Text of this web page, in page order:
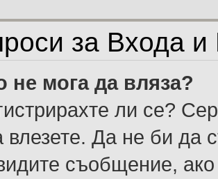
за Входа и
не мога да вляза?
ли се?
влезете. Да не би да
съобщение, ако